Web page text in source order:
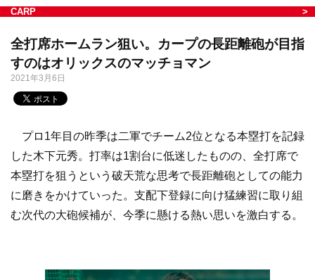
CARP
全打席ホームラン狙い。カープの長距離砲が目指
すのはオリックスのマッチョマン
2021年3月6日
プロ1年目の昨季は二軍でチーム2位となる本塁打を記録
した木下元秀。打率は1割台に低迷したものの、全打席で
本塁打を狙うという破天荒な思考で長距離砲としての能力
に磨きをかけていった。支配下登録に向け猛練習に取り組
む次代の大砲候補が、今季に懸ける熱い思いを激白する。